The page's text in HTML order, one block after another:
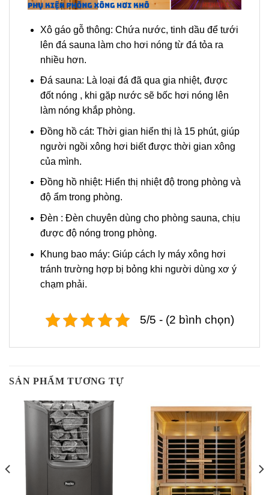
Xô gáo gỗ thông: Chứa nước, tinh dầu để tưới
lên đá sauna làm cho hơi nóng từ đá tỏa ra
nhiều hơn.
Đá sauna: Là loại đá đã qua gia nhiệt, được
đốt nóng , khi gặp nước sẽ bốc hơi nóng lên
làm nóng khắp phòng.
Đồng hồ cát: Thời gian hiển thị là 15 phút, giúp
người ngồi xông hơi biết được thời gian xông
của mình.
Đồng hồ nhiệt: Hiển thị nhiệt độ trong phòng và
độ ẩm trong phòng.
Đèn : Đèn chuyên dùng cho phòng sauna, chịu
được độ nóng trong phòng.
Khung bao máy: Giúp cách ly máy xông hơi
tránh trường hợp bị bỏng khi người dùng xơ ý
chạm phải.
5/5 - (2 bình chọn)
SẢN PHẨM TƯƠNG TỰ